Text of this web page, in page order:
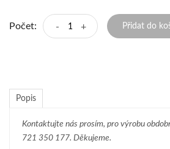
Počet: - + Přidat do
Popis
Kontaktujte nás prosím, pro výrobu
721 350 177. Děkujeme.